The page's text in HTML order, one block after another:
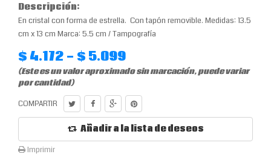
Descripción:
En cristal con forma de estrella. Con tapón removible. Medidas: 13.5
cm x 13 cm Marca: 5.5 cm / Tampografía
$ 4.172 - $ 5.099
(Este es un valor aproximado sin marcación, puede variar
por cantidad)
COMPARTIR
Añadir a la lista de deseos
Imprimir